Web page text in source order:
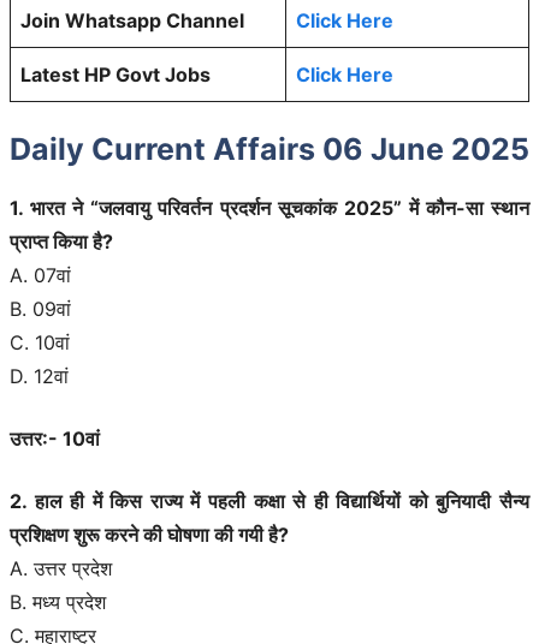
Join Whatsapp Channel Click Here
Latest HP Govt Jobs Click Here
Daily Current Affairs 06 June 2025
1. भारत ने “जलवायु परिवर्तन प्रदर्शन सूचकांक 2025” में कौन-सा स्थान
प्राप्त किया है?
A. 07वां
B. 09वां
C. 10वां
D. 12वां
उत्तर:- 10वां
2. हाल ही में किस राज्य में पहली कक्षा से ही विद्यार्थियों को बुनियादी सैन्य
प्रशिक्षण शुरू करने की घोषणा की गयी है?
A. उत्तर प्रदेश
B. मध्य प्रदेश
C. महाराष्ट्र